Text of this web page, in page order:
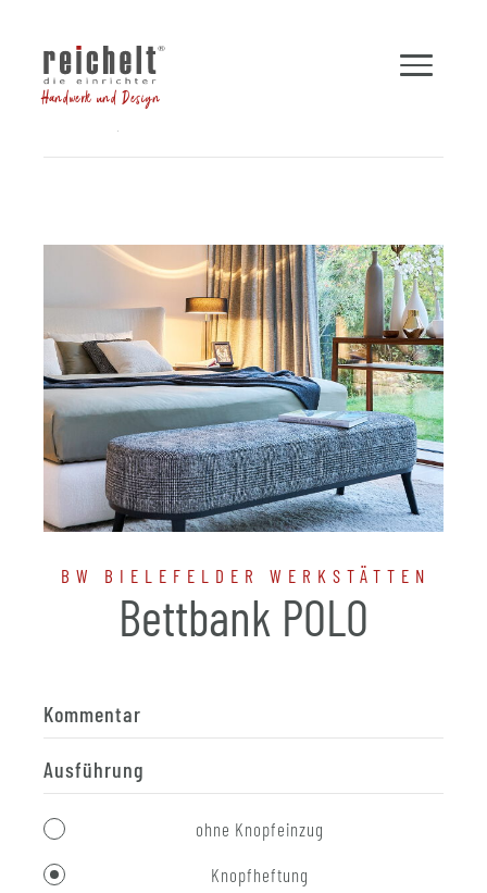
Handwerk und Design
BW BIELEFELDER WERKSTÄTTEN
Bettbank POLO
Kommentar
Ausführung
ohne Knopfeinzug
Knopfheftung